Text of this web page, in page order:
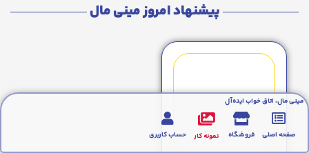
پیشنهاد امروز مینی مال
مینی مال، اتاق خواب ایده‌آل
صفحه اصلی فروشگاه نمونه کار حساب کاربری